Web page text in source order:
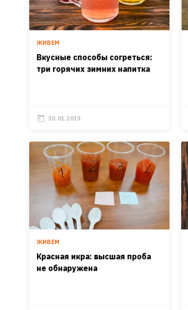
ЖИВЕМ
Вкусные способы согреться:
три горячих зимних напитка
30.01.2019
ЖИВЕМ
Красная икра: высшая проба
не обнаружена